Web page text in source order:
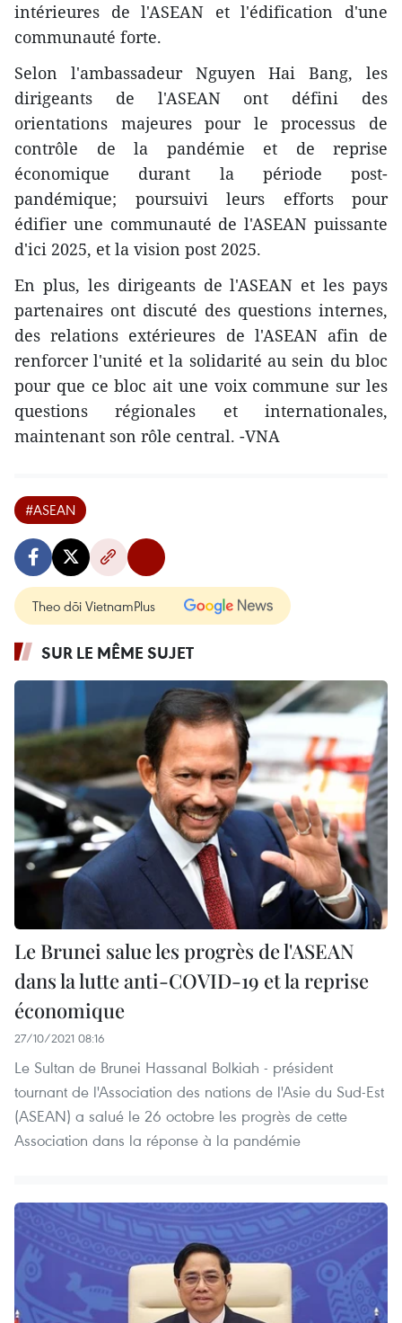
intérieures de l'ASEAN et l'édification d'une
communauté forte.
Selon l'ambassadeur Nguyen Hai Bang, les
dirigeants de l'ASEAN ont défini des
orientations majeures pour le processus de
contrôle de la pandémie et de reprise
économique durant la période post-
pandémique; poursuivi leurs efforts pour
édifier une communauté de l'ASEAN puissante
d'ici 2025, et la vision post 2025.
En plus, les dirigeants de l'ASEAN et les pays
partenaires ont discuté des questions internes,
des relations extérieures de l'ASEAN afin de
renforcer l'unité et la solidarité au sein du bloc
pour que ce bloc ait une voix commune sur les
questions régionales et internationales,
maintenant son rôle central. -VNA
#ASEAN
Theo dõi VietnamPlus
SUR LE MÊME SUJET
Le Brunei salue les progrès de l'ASEAN
dans la lutte anti-COVID-19 et la reprise
économique
27/10/2021 08:16
Le Sultan de Brunei Hassanal Bolkiah - président
tournant de l'Association des nations de l'Asie du Sud-Est
(ASEAN) a salué le 26 octobre les progrès de cette
Association dans la réponse à la pandémie